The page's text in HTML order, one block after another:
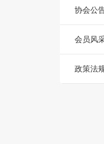
协会公
会员风
政策法